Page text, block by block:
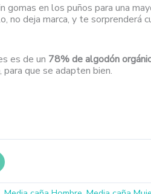
gomas en los puños para una
no deja marca, y te sorprenderá
es de un 78% de algodón
, para que se adapten bien.